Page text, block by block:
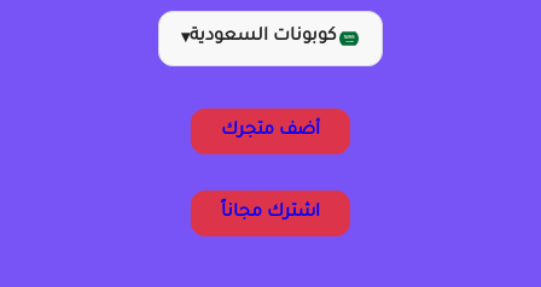
كوبونات السعودية▾
أضف متجرك
اشترك مجاناً